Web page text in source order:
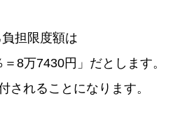
担限度額は
8万7430円」だとします。
されることになります。